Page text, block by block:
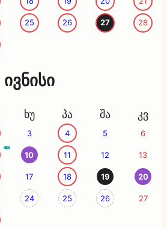
25 26 27 28
ივნისი
ხუ პა შა კვ
3 4 5 6
10 11 12 13
17 18 19 20
24 25 26 27